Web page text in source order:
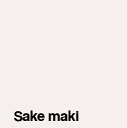
Sake maki